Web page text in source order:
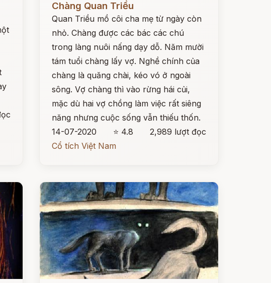
Chàng Quan Triều
Quan Triều mồ côi cha mẹ từ ngày còn
nhỏ. Chàng được các bác các chú
trong làng nuôi nấng dạy dỗ. Năm mười
tám tuổi chàng lấy vợ. Nghề chính của
chàng là quăng chài, kéo vó ở ngoài
sông. Vợ chàng thì vào rừng hái củi,
mặc dù hai vợ chồng làm việc rất siêng
năng nhưng cuộc sống vẫn thiếu thốn.
14-07-2020
⭐ 4.8
2,989 lượt đọc
Cổ tích Việt Nam